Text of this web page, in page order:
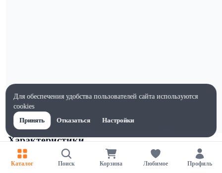
Характеристики
Ширина, мм
65
Каталог Поиск Корзина Любимое Профиль
Для обеспечения удобства пользователей сайта используются
cookies
Принять
Отказаться Настройки